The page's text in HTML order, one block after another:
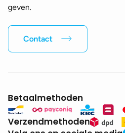
geven.
Contact
Betaalmethoden
Verzendmethoden